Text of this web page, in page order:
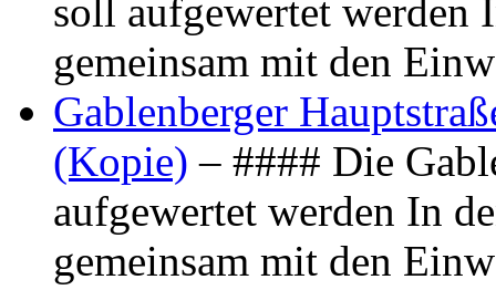
soll aufgewertet werden
gemeinsam mit den
Gablenberger
(Kopie) – #### Die
aufgewertet werden In
gemeinsam mit den